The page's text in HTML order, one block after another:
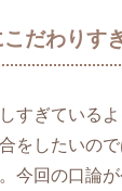
だわりす
すぎている
をしたいの
今回の口論